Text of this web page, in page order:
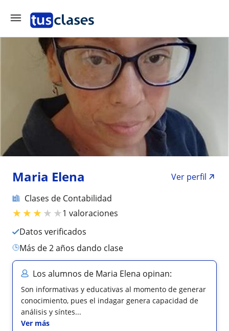
Maria Elena
Ver perfil
Clases de Contabilidad
★★★★ ★1 valoraciones
Datos verificados
más de 2 años dando clase
Los alumnos de Maria Elena opinan:
Son informativas y educativas al momento de generar
conocimiento, pues el indagar genera capacidad de
análisis y síntes...
Ver más